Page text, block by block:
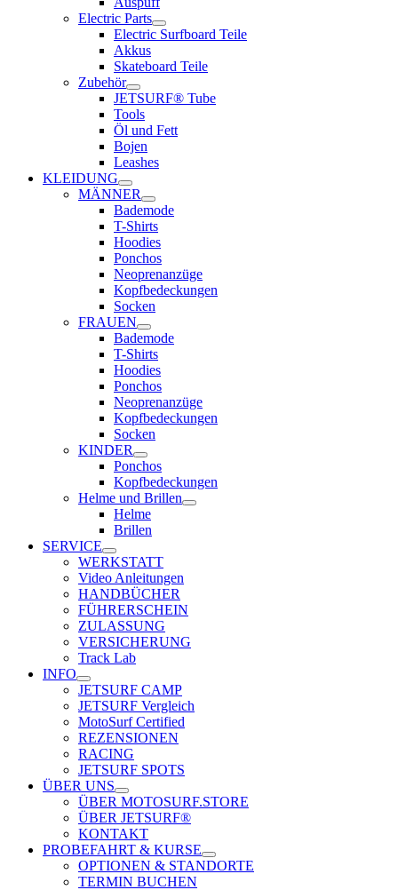
Electric Parts
Electric Surfboard Teile
Akkus
Skateboard Teile
Zubehör
JETSURF® Tube
Tools
Öl und Fett
Bojen
Leashes
KLEIDUNG
MÄNNER
Bademode
T-Shirts
Hoodies
Ponchos
Neoprenanzüge
Kopfbedeckungen
Socken
FRAUEN
Bademode
T-Shirts
Hoodies
Ponchos
Neoprenanzüge
Kopfbedeckungen
Socken
KINDER
Ponchos
Kopfbedeckungen
Helme und Brillen
Helme
Brillen
SERVICE
WERKSTATT
Video Anleitungen
HANDBÜCHER
FÜHRERSCHEIN
ZULASSUNG
VERSICHERUNG
Track Lab
INFO
JETSURF CAMP
JETSURF Vergleich
MotoSurf Certified
REZENSIONEN
RACING
JETSURF SPOTS
ÜBER UNS
ÜBER MOTOSURF.STORE
ÜBER JETSURF®
KONTAKT
PROBEFAHRT & KURSE
OPTIONEN & STANDORTE
TERMIN BUCHEN